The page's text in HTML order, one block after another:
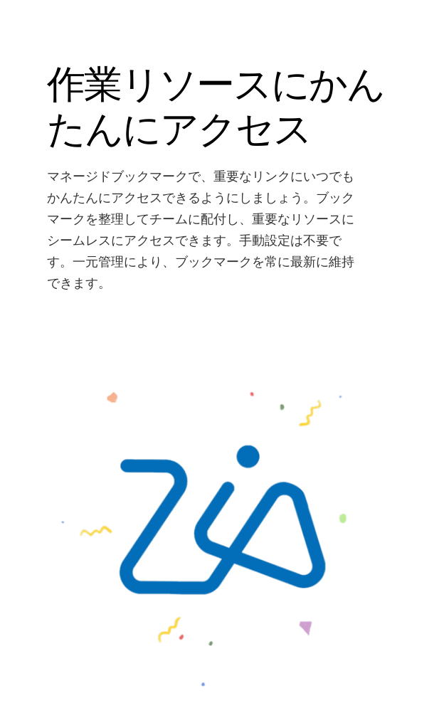
作業リソースにかん
たんにアクセス
マネージドブックマークで、重要なリンクにいつでも
かんたんにアクセスできるようにしましょう。ブック
マークを整理してチームに配付し、重要なリソースに
シームレスにアクセスできます。手動設定は不要で
す。一元管理により、ブックマークを常に最新に維持
できます。